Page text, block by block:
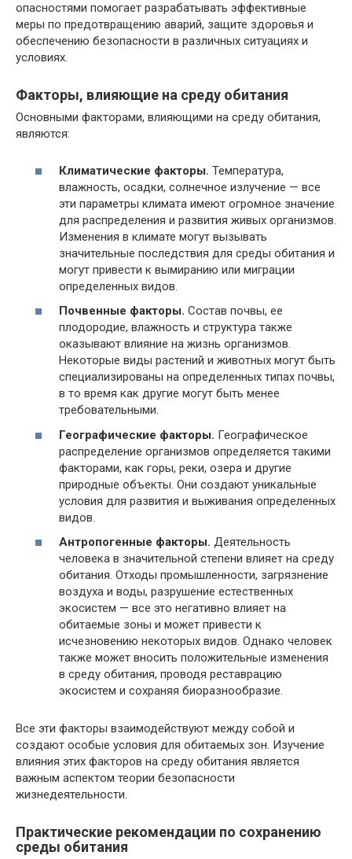
опасностями помогает разрабатывать эффективные
меры по предотвращению аварий, защите здоровья и
обеспечению безопасности в различных ситуациях и
условиях.
Факторы, влияющие на среду обитания
Основными факторами, влияющими на среду обитания,
являются:
Климатические факторы. Температура,
влажность, осадки, солнечное излучение — все
эти параметры климата имеют огромное значение
для распределения и развития живых организмов.
Изменения в климате могут вызывать
значительные последствия для среды обитания и
могут привести к вымиранию или миграции
определенных видов.
Почвенные факторы. Состав почвы, ее
плодородие, влажность и структура также
оказывают влияние на жизнь организмов.
Некоторые виды растений и животных могут быть
специализированы на определенных типах почвы,
в то время как другие могут быть менее
требовательными.
Географические факторы. Географическое
распределение организмов определяется такими
факторами, как горы, реки, озера и другие
природные объекты. Они создают уникальные
условия для развития и выживания определенных
видов.
Антропогенные факторы. Деятельность
человека в значительной степени влияет на среду
обитания. Отходы промышленности, загрязнение
воздуха и воды, разрушение естественных
экосистем — все это негативно влияет на
обитаемые зоны и может привести к
исчезновению некоторых видов. Однако человек
также может вносить положительные изменения
в среду обитания, проводя реставрацию
экосистем и сохраняя биоразнообразие.
Все эти факторы взаимодействуют между собой и
создают особые условия для обитаемых зон. Изучение
влияния этих факторов на среду обитания является
важным аспектом теории безопасности
жизнедеятельности.
Практические рекомендации по сохранению
среды обитания